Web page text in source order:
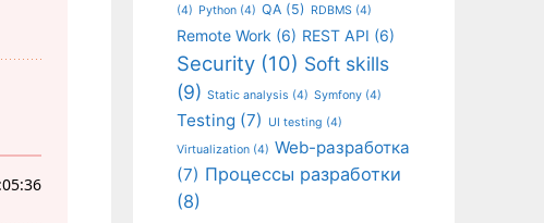
(4) Python (4) QA (5) RDBMS (4)
Remote Work (6) REST API (6)
Security (10) Soft skills
(9) Static analysis (4) Symfony (4)
Testing (7) UI testing (4)
Virtualization (4) Web-разработка
(7) Процессы разработки
(8)